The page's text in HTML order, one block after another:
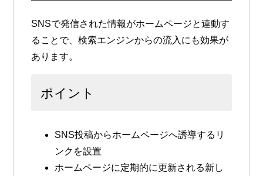
SNSで発信された情報がホームページと連動す
ることで、検索エンジンからの流入 にも効果が
あります。
ポイント
SNS投稿からホームページへ誘導するリ
ンクを設置
ホームページに定期的に更新される新し